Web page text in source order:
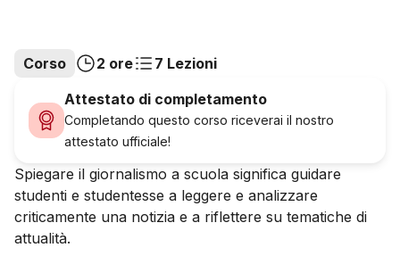
Corso 2 ore
7 Lezioni
Attestato di completamento
Completando questo corso riceverai il nostro
attestato ufficiale!
Spiegare il giornalismo a scuola significa guidare
studenti e studentesse a leggere e analizzare
criticamente una notizia e a riflettere su tematiche di
attualità.